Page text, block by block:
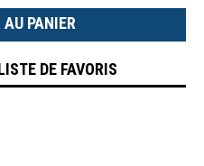
DE FAVORIS